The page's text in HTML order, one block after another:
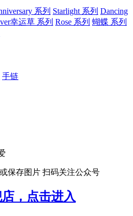
系列 Starlight 系列 Dancing
幸运草 系列 Rose 系列 蝴蝶 系列
手链
或保存图片 扫码关注公众号
，点击进入